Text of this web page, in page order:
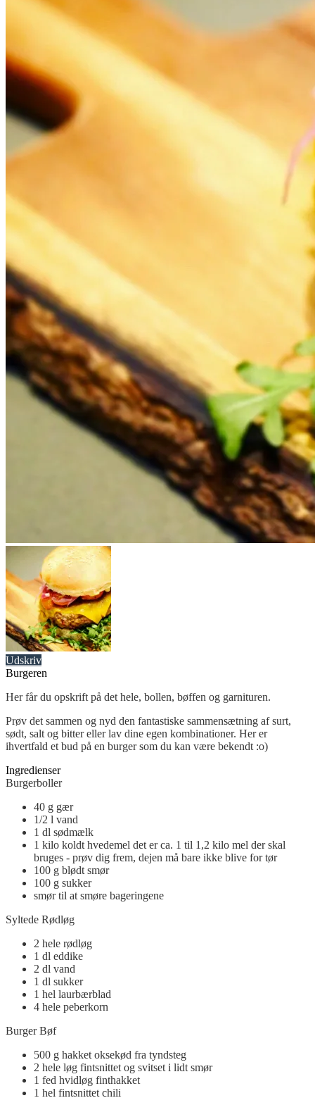
Udskriv
Burgeren
Her får du opskrift på det hele, bollen, bøffen og garnituren.
Prøv det sammen og nyd den fantastiske sammensætning af surt,
sødt, salt og bitter eller lav dine egen kombinationer. Her er
ihvertfald et bud på en burger som du kan være bekendt :o)
Ingredienser
Burgerboller
40 g gær
1/2 l vand
1 dl sødmælk
1 kilo koldt hvedemel det er ca. 1 til 1,2 kilo mel der skal
bruges - prøv dig frem, dejen må bare ikke blive for tør
100 g blødt smør
100 g sukker
smør til at smøre bageringene
Syltede Rødløg
2 hele rødløg
1 dl eddike
2 dl vand
1 dl sukker
1 hel laurbærblad
4 hele peberkorn
Burger Bøf
500 g hakket oksekød fra tyndsteg
2 hele løg fintsnittet og svitset i lidt smør
1 fed hvidløg finthakket
1 hel fintsnittet chili